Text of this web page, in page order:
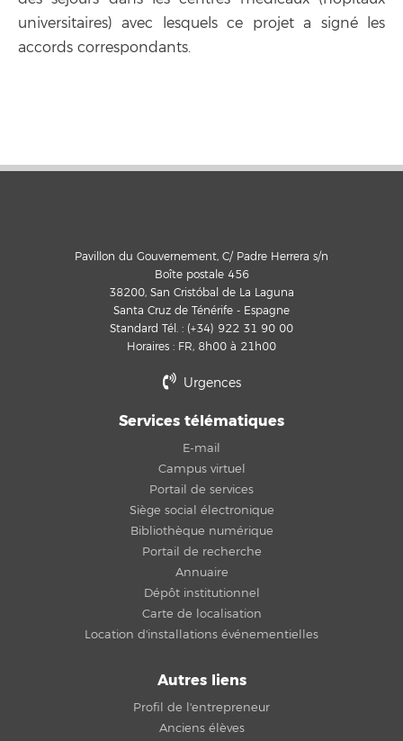
universitaires) avec lesquels ce projet a signé les
accords correspondants.
Pavillon du Gouvernement, C/ Padre Herrera s/n
Boîte postale 456
38200, San Cristóbal de La Laguna
Santa Cruz de Ténérife - Espagne
Standard Tél. : (+34) 922 31 90 00
Horaires : FR, 8h00 à 21h00
Urgences
Services télématiques
E-mail
Campus virtuel
Portail de services
Siège social électronique
Bibliothèque numérique
Portail de recherche
Annuaire
Dépôt institutionnel
Carte de localisation
Location d'installations événementielles
Autres liens
Profil de l'entrepreneur
Anciens élèves